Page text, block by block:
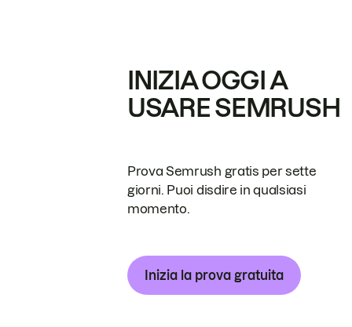
INIZIA OGGI A
USARE SEMRUSH
Prova Semrush gratis per sette
giorni. Puoi disdire in qualsiasi
momento.
Inizia la prova gratuita